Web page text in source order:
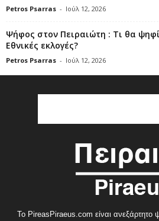
Petros Psarras - Ιούλ 12, 2026
Ψήφος στον Πειραιώτη : Τι θα
Εθνικές εκλογές?
Petros Psarras - Ιούλ 12, 2026
Το PireasPiraeus.com είναι ανεξάρτητο